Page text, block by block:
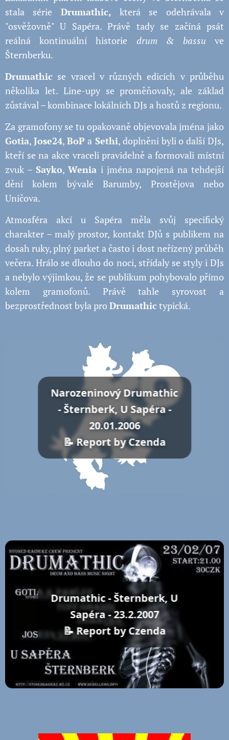
stala série Drumathic, která se odehrávala v
"osvěžovně" U Sapéra. Právě tady se začíná psát
reálná kontinuální historie drum & bassu ve
Šternberku.
Drumathic se vracel v různých edicích v průběhu
několika let. Line-upy se proměňovaly, ale základ
zůstával – kombinace lokálních DJs a hostů z regionu.
Za gramofony se tu opakovaně objevovala jména jako
Gotia, Jose24, BoPa Sethi, doplněni byli o další DJs,
kteří se na akce vraceli pravidelně a formovali místní
zvuk – Sayko,Wenia i jména napojená na tehdejší
dění kolem bývalé Barumby, Prostějova nebo
Uničova.
Atmosféra akcí u Sapéra měla svůj specifický
charakter – malý prostor, kontakt DJů s publikem na
dosah ruky, plný parket a často i dost neřízený průběh
večera. Hrálo se dlouho do noci, střídaly se styly i DJs
a nebylo výjimkou, že se publikum pohybovalo přímo
kolem gramofonů. Právě tahle syrovost a
bezprostřednost byla proDrumathic typická.
Narozeninový Drumathic
- Šternberk, U Sapéra -
20.01.2006
📝 Report by Czenda
Drumathic - Šternberk, U
Sapéra - 23.2.2007
📝 Report by Czenda